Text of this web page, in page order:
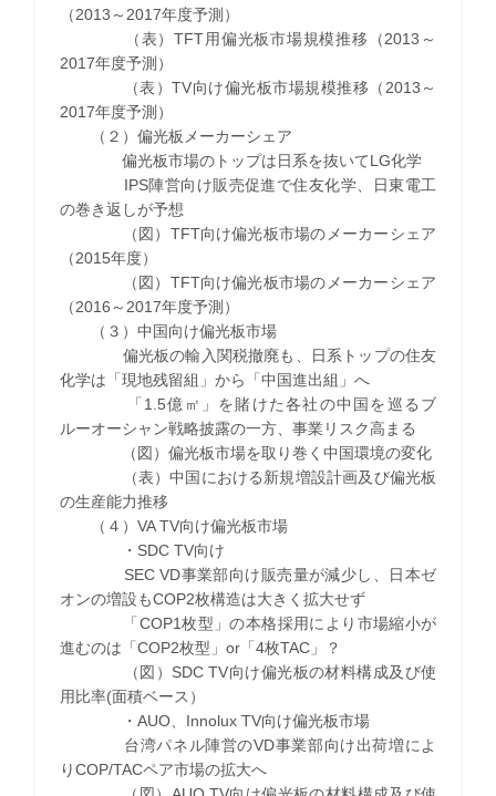
（2013～2017年度予測）
（表）TFT用偏光板市場規模推移（2013～
2017年度予測）
（表）TV向け偏光板市場規模推移（2013～
2017年度予測）
（２）偏光板メーカーシェア
偏光板市場のトップは日系を抜いてLG化学
IPS陣営向け販売促進で住友化学、日東電工
の巻き返しが予想
（図）TFT向け偏光板市場のメーカーシェア
（2015年度）
（図）TFT向け偏光板市場のメーカーシェア
（2016～2017年度予測）
（３）中国向け偏光板市場
偏光板の輸入関税撤廃も、日系トップの住友
化学は「現地残留組」から「中国進出組」へ
「1.5億㎡」を賭けた各社の中国を巡るブ
ルーオーシャン戦略披露の一方、事業リスク高まる
（図）偏光板市場を取り巻く中国環境の変化
（表）中国における新規増設計画及び偏光板
の生産能力推移
（４）VA TV向け偏光板市場
・SDC TV向け
SEC VD事業部向け販売量が減少し、日本ゼ
オンの増設もCOP2枚構造は大きく拡大せず
「COP1枚型」の本格採用により市場縮小が
進むのは「COP2枚型」or「4枚TAC」？
（図）SDC TV向け偏光板の材料構成及び使
用比率(面積ベース）
・AUO、Innolux TV向け偏光板市場
台湾パネル陣営のVD事業部向け出荷増によ
りCOP/TACペア市場の拡大へ